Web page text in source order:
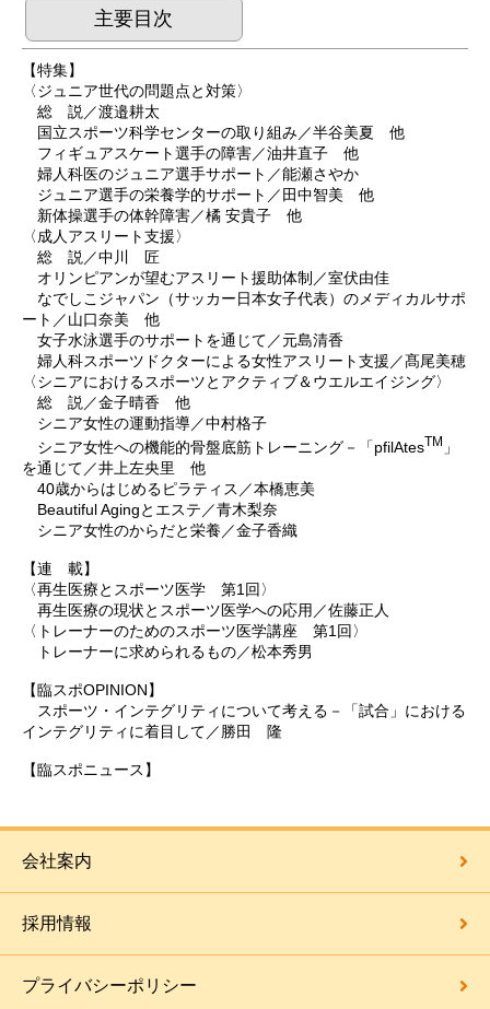
主要目次
【特集】
〈ジュニア世代の問題点と対策〉
総 説／渡邉耕太
国立スポーツ科学センターの取り組み／半谷美夏 他
フィギュアスケート選手の障害／油井直子 他
婦人科医のジュニア選手サポート／能瀬さやか
ジュニア選手の栄養学的サポート／田中智美 他
新体操選手の体幹障害／橘 安貴子 他
〈成人アスリート支援〉
総 説／中川 匠
オリンピアンが望むアスリート援助体制／室伏由佳
なでしこジャパン（サッカー日本女子代表）のメディカルサポ
ート／山口奈美 他
女子水泳選手のサポートを通じて／元島清香
婦人科スポーツドクターによる女性アスリート支援／髙尾美穂
〈シニアにおけるスポーツとアクティブ＆ウエルエイジング〉
総 説／金子晴香 他
シニア女性の運動指導／中村格子
シニア女性への機能的骨盤底筋トレーニング－「pfilAtesTM 」
を通じて／井上左央里 他
40歳からはじめるピラティス／本橋恵美
Beautiful Agingとエステ／青木梨奈
シニア女性のからだと栄養／金子香織
【連 載】
〈再生医療とスポーツ医学 第1回〉
再生医療の現状とスポーツ医学への応用／佐藤正人
〈トレーナーのためのスポーツ医学講座 第1回〉
トレーナーに求められるもの／松本秀男
【臨スポOPINION】
スポーツ・インテグリティについて考える－「試合」における
インテグリティに着目して／勝田 隆
【臨スポニュース】
会社案内
採用情報
プライバシーポリシー